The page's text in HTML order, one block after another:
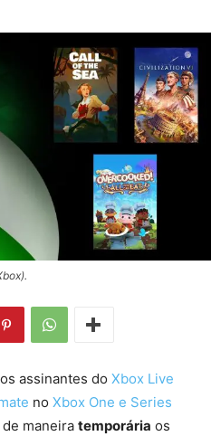
assinantes do Xbox Live
no Xbox One e Series
de maneira temporária os